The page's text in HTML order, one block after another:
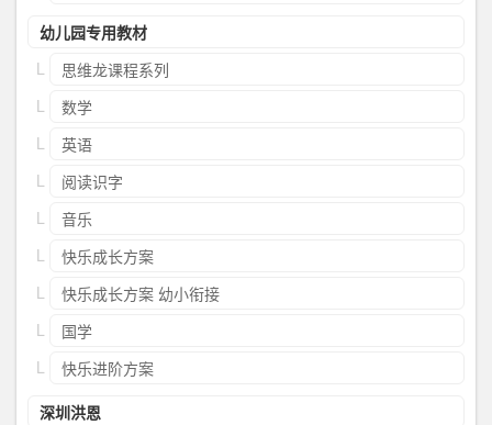
幼儿园专用教材
思维龙课程系列
数学
英语
阅读识字
音乐
快乐成长方案
快乐成长方案 幼小衔接
国学
快乐进阶方案
深圳洪恩